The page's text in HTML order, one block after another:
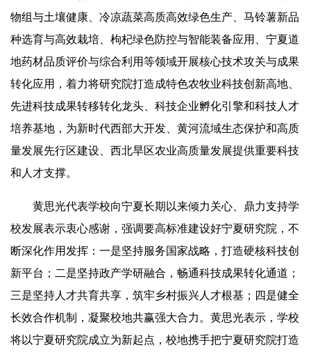
物组与土壤健康、冷凉蔬菜高质高效绿色生产、马铃薯新品
种选育与高效栽培、枸杞绿色防控与智能装备应用、宁夏道
地药材品质评价与综合利用等领域开展核心技术攻关与成果
转化应用，着力将研究院打造成特色农牧业科技创新高地、
先进科技成果转移转化龙头、科技企业孵化引擎和科技人才
培养基地，为新时代西部大开发、黄河流域生态保护和高质
量发展先行区建设、西北旱区农业高质量发展提供重要科技
和人才支撑。
黄思光代表学校向宁夏长期以来倾力关心、鼎力支持学
校发展表示衷心感谢，强调要高标准建设好宁夏研究院，不
断深化作用发挥：一是坚持服务国家战略，打造硬核科技创
新平台；二是坚持政产学研融合，畅通科技成果转化通道；
三是坚持人才共育共享，筑牢乡村振兴人才根基；四是健全
长效合作机制，凝聚校地共赢强大合力。黄思光表示，学校
将以宁夏研究院成立为新起点，校地携手把宁夏研究院打造